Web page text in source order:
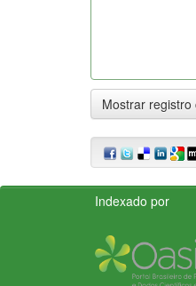
Mostrar
Indexado por